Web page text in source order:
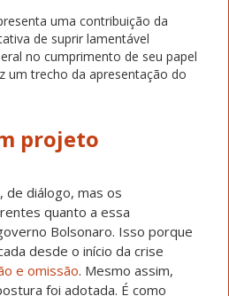
uma contribuição da
de suprir lamentável
no cumprimento de seu papel
um trecho da apresentação do
projeto
diálogo, mas os
quanto a essa
Bolsonaro. Isso porque
desde o início da crise
e omissão. Mesmo assim,
foi adotada. É como